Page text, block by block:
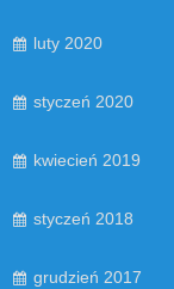
luty 2020
styczeń 2020
kwiecień 2019
styczeń 2018
grudzień 2017